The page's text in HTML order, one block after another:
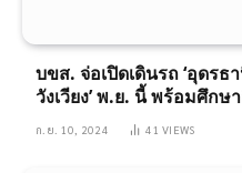
บขส. จ่อเปิดเดินรถ ‘อุดร
วังเวียง’ พ.ย. นี้ พร้อมศึกษ
ก.ย. 10, 2024 41VIEWS